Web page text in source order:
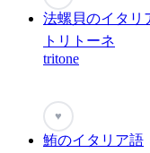
法螺貝のイタリ
トリトーネ
tritone
♥
鮪のイタリア語